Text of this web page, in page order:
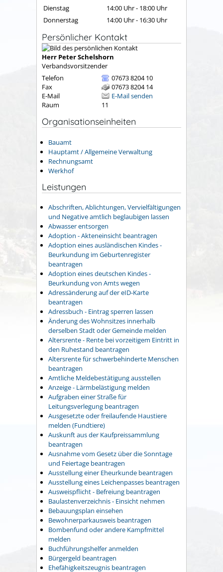
Dienstag
14:00 Uhr- 18:00 Uhr
Donnerstag
14:00 Uhr- 16:30 Uhr
Persönlicher Kontakt
Herr PeterSchelshorn
Verbandsvorsitzender
Telefon
07673 8204 10
Fax
07673 8204 14
E-Mail
E-Mail senden
Raum
11
Organisationseinheiten
Bauamt
Hauptamt / Allgemeine Verwaltung
Rechnungsamt
Werkhof
Leistungen
Abschriften, Ablichtungen, Vervielfältigungen
und Negative amtlich beglaubigen lassen
Abwasser entsorgen
Adoption - Akteneinsicht beantragen
Adoption eines ausländischen Kindes -
Beurkundung im Geburtenregister
beantragen
Adoption eines deutschen Kindes -
Beurkundung von Amts wegen
Adressänderung auf der eID-Karte
beantragen
Adressbuch - Eintrag sperren lassen
Änderung des Wohnsitzes innerhalb
derselben Stadt oder Gemeinde melden
Altersrente - Rente bei vorzeitigem Eintritt in
den Ruhestand beantragen
Altersrente für schwerbehinderte Menschen
beantragen
Amtliche Meldebestätigung ausstellen
Anzeige - Lärmbelästigung melden
Aufgraben einer Straße für
Leitungsverlegung beantragen
Ausgesetzte oder freilaufende Haustiere
melden (Fundtiere)
Auskunft aus der Kaufpreissammlung
beantragen
Ausnahme vom Gesetz über die Sonntage
und Feiertage beantragen
Ausstellung einer Eheurkunde beantragen
Ausstellung eines Leichenpasses beantragen
Ausweispflicht - Befreiung beantragen
Baulastenverzeichnis - Einsicht nehmen
Bebauungsplan einsehen
Bewohnerparkausweis beantragen
Bombenfund oder andere Kampfmittel
melden
Buchführungshelfer anmelden
Bürgergeld beantragen
Ehefähigkeitszeugnis beantragen